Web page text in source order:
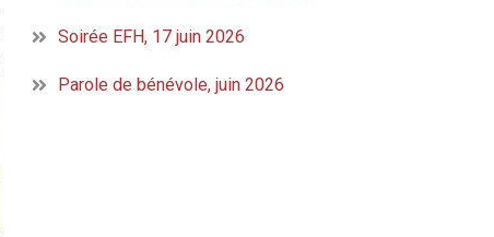
Soirée EFH, 17 juin 2026
Parole de bénévole, juin 2026